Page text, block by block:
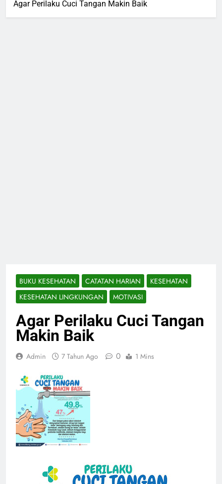
Agar Perilaku Cuci Tangan Makin Baik
BUKU KESEHATAN CATATAN HARIAN
KESEHATAN
KESEHATAN LINGKUNGAN
MOTIVASI
Agar Perilaku Cuci Tangan
Makin Baik
Admin 7 Tahun Ago 0 1 Mins